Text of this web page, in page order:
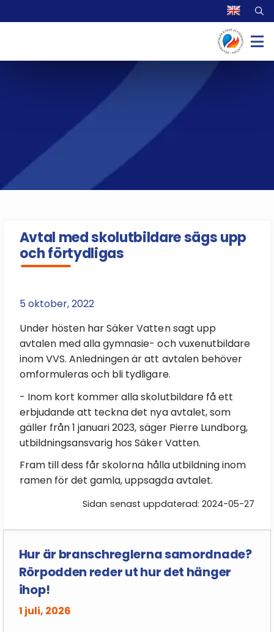
Avtal med skolutbildare sägs upp
och förtydligas
5 oktober, 2022
Under hösten har Säker Vatten sagt upp
avtalen med alla gymnasie- och vuxenutbildare
inom VVS. Anledningen är att avtalen behöver
omformuleras och bli tydligare.
- Inom kort kommer alla skolutbildare få ett
erbjudande att teckna det nya avtalet, som
gäller från 1 januari 2023, säger Pierre Lundborg,
utbildningsansvarig hos Säker Vatten.
Fram till dess får skolorna hålla utbildning inom
ramen för det gamla, uppsagda avtalet.
Sidan senast uppdaterad: 2024-05-27
1 juli, 2026
Hur är branschreglerna samordnade?
Rörpodden reder ut hur det hänger
ihop!